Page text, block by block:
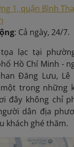
1, quận Bình
: Cả ngày, 24/7.
lạc tại
Hồ Chí Minh -
Đăng Lưu, Lê
trong những
đây không chỉ
dân địa
khách ghé thăm.